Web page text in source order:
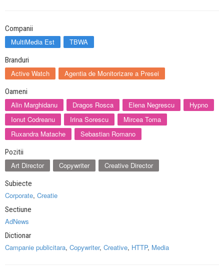
Companii
MultiMedia Est TBWA
Branduri
Active Watch Agentia de Monitorizare a Presei
Oameni
Alin Marghidanu Dragos Rosca Elena Negrescu
Hypno
Ionut Codreanu
Irina Sorescu
Mircea Toma
Ruxandra Matache
Sebastian Romano
Pozitii
Art Director Copywriter Creative Director
Subiecte
Corporate, Creatie
Sectiune
AdNews
Dictionar
Campanie publicitara, Copywriter, Creative, HTTP, Media